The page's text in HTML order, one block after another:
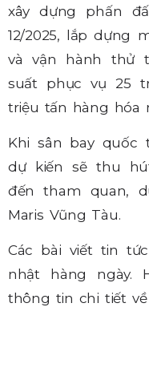
xây dựng phấn
12/2025, lắp dựng
và vận hành thử
suất phục vụ 25
triệu tấn hàng hóa
Khi sân bay quốc
dự kiến sẽ thu
đến tham quan,
Maris Vũng Tàu.
Các bài viết tin
nhật hàng ngày.
thông tin chi tiết về